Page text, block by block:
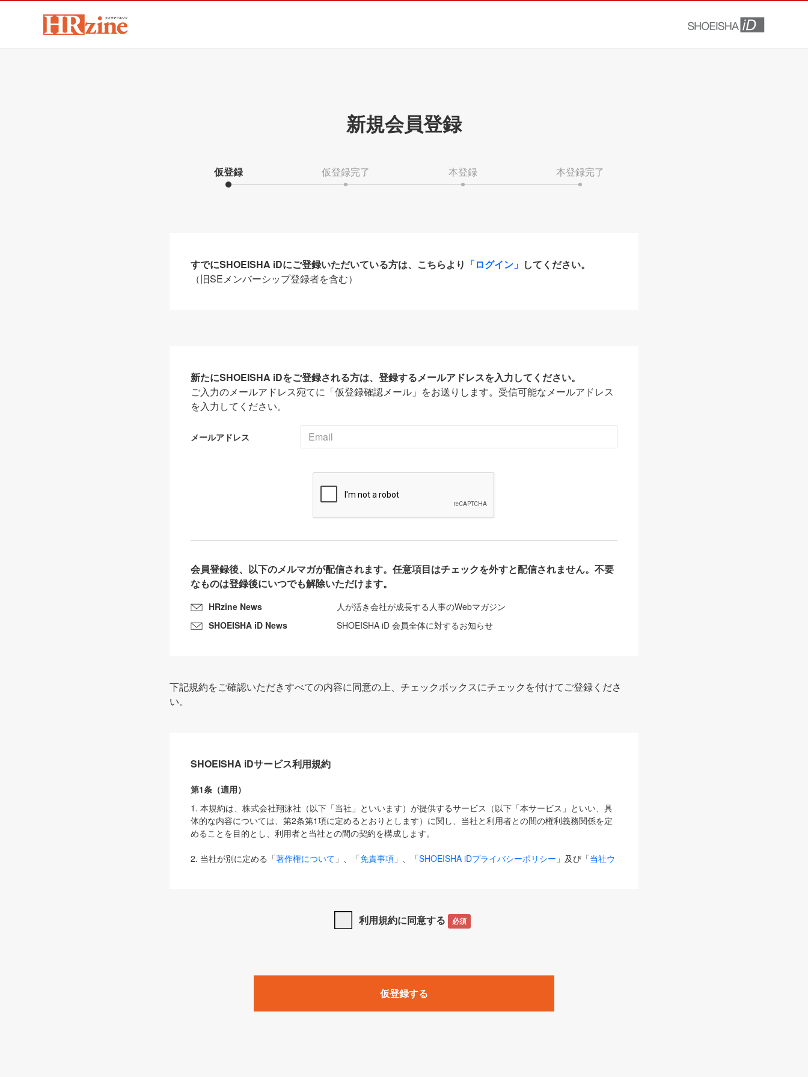
新規会員登録
仮登録 仮登録完了 本登録 本登録完了
すでにSHOEISHA iDにご登録いただいている方は、こちらより 「ログイン」 してください。
（旧SEメンバーシップ登録者を含む）
新たにSHOEISHA iDをご登録される方は、登録するメールアドレスを入力してください。
ご入力のメールアドレス宛てに「仮登録確認メール」をお送りします。受信可能なメールアドレス
を入力してください。
メールアドレス
会員登録後、以下のメルマガが配信されます。任意項目はチェックを外すと配信されません。不要
なものは登録後にいつでも解除いただけます。
HRzine News
人が活き会社が成長する人事のWebマガジン
SHOEISHA iD News
SHOEISHA iD 会員全体に対するお知らせ
下記規約をご確認いただきすべての内容に同意の上、チェックボックスにチェックを付けてご登録くださ
い。
SHOEISHA iDサービス利用規約
第1条（適用）
1. 本規約は、株式会社翔泳社（以下「当社」といいます）が提供するサービス（以下「本サービス」といい、具
体的な内容については、第2条第1項に定めるとおりとします）に関し、当社と利用者との間の権利義務関係を定
めることを目的とし、利用者と当社との間の契約を構成します。
2. 当社が別に定める「著作権について 」、「免責事項 」、「SHOEISHA iDプライバシーポリシー 」及び「当社ウ
は、本規約の規定が優先して適用されるものとします。
1. 「本サービス」とは、当社が提供する以下のサービス（名称や内容が変更された場合、変更後のサービスを含
みます）及びこれらサービスに関連して当社が実施するイベントやキャンペーンをいいます。
「SEBook」「SEShop」「CodeZine」「MarkeZine」「EnterpriseZine」「ECzine」「Biz/Zine」「HRzine」
利用規約に同意する 必須
仮登録する